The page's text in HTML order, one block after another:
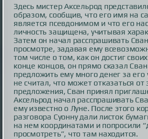
Здесь мистер Аксельрод
образом, сообщив, что его имя на
является псевдонимом и что его
личность защищена, учитывая
Затем он начал расспрашивать
просмотре, задавая ему
том числе о том, как он достиг
конце концов, он прямо сказал
предложить ему много денег за его
не считал, что может отказаться от
предложения, Сван принял
Аксельрод начал расспрашивать
ему известно о Луне. После этого
разговора Суонну дали листок
на нем координатами и попросили
просмотреть”, что там находится.